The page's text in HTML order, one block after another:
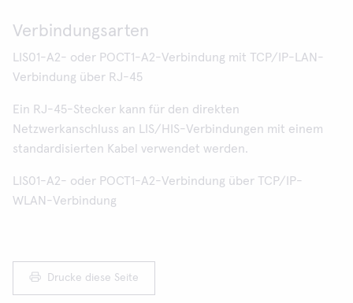
Verbindungsarten
LIS01-A2- oder POCT1-A2-Verbindung mit TCP/IP-LAN-
Verbindung über RJ-45
Ein RJ-45-Stecker kann für den direkten
Netzwerkanschluss an LIS/HIS-Verbindungen mit einem
standardisierten Kabel verwendet werden.
LIS01-A2- oder POCT1-A2-Verbindung über TCP/IP-
WLAN-Verbindung
Drucke diese Seite